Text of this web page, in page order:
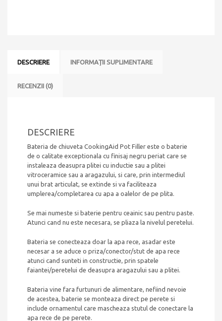
DESCRIERE INFORMAȚII SUPLIMENTARE
RECENZII (0)
DESCRIERE
Bateria de chiuveta CookingAid Pot Filler este o baterie
de o calitate exceptionala cu finisaj negru periat care se
instaleaza deasupra plitei cu inductie sau a plitei
vitroceramice sau a aragazului, si care, prin intermediul
unui brat articulat, se extinde si va faciliteaza
umplerea/completarea cu apa a oalelor de pe plita.
Se mai numeste si baterie pentru ceainic sau pentru paste.
Atunci cand nu este necesara, se pliaza la nivelul peretelui.
Bateria se conecteaza doar la apa rece, asadar este
necesar a se aduce o priza/conector/stut de apa rece
atunci cand sunteti in constructie, prin spatele
faiantei/peretelui de deasupra aragazului sau a plitei.
Bateria vine fara furtunuri de alimentare, nefiind nevoie
de acestea, baterie se monteaza direct pe perete si
include ornamentul care mascheaza stutul de conectare la
apa rece de pe perete.